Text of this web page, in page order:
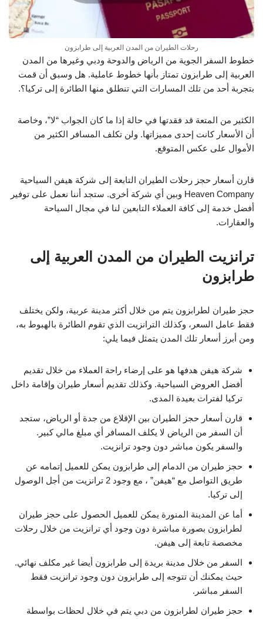
رحلات الطيران من المدن العربية إلى طرابزون
خطوط السفر الجوية من الرياض والدوحة ودبي وغيرها من المدن
العربية إلى طرابزون تمتاز بأنها خطوط عاملية. هل وسبق أن قمت
بتجربة أحد من تلك المسارات التي تنطلق منها الطائرة إلى تركيا؟.
الكثير من المتعة قد فقدتها في حالة إذا ما كان الجواب “لا”، وخاصة
أن الأسعار كانت إحدى مميزاتها. ولن تكلف المسافر الكثير من
الأموال على عكس المتوقع.
قارن أسعار حجز رحلات الطيران التابعة إلى شركة هيفن السياحية
Heaven Company وبين أي شركة أخرى. ستجد أننا نعمل على توفير
أفضل خدمة إلى كافة العملاء التابعين لنا في مجال السياحة
والعقارات.
ترانزيت الطيران من المدن العربية إلى
طرابزون
حجز طيران لطرابزون يتم من خلال أكثر مدينة عربية، ولكن يختلف
فقط عامل السعر، وكذلك الترانزيت الذي تقوم الطائرة بالهبوط به،
ومن أبرز أسعار تلك المدن يتمثل فيما يلي:
شركة هيفن هدفها هو على إرضاء راحة العملاء من خلال تقديم
أفضل العروض السياحية. وكذلك تقديم أسعار طيران وإقامة داخل
تركيا لفترات بعيدة المدى.
قارن أسعار حجز الطيران بين الإقلاع من جدة أو الرياض، ستجد
أن السفر من الرياض لا يكلف المسافر أي مبلغ مالي كبير.
والسفر يكون مباشر دون وجود ترانزيت.
حجز طيران من الدمام إلى طرابزون يمكن للعميل إتمامه عن
طريق التواصل مع “هيفن” ، مع وجود 2 ترانزيت من أجل الوصول
إلى تركيا.
أما عن المدينة المنورة يمكن للعميل الحصول على حجز طيران
لطرابزون بصورة مباشرة دون وجود أي ترانزيت من خلال رحلات
مخصصة تابعة إلى هيفن.
السفر من خلال مدينة بريدة إلى طرابزون أيضا غير مكلف نهائي.
حيث يمكنك أن تتوجه إلى طرابزون دون وجود ترانزيت فقط
السفر مباشر.
حجز طيران لطرابزون من دبي يتم في خلال لحظات بواسطة